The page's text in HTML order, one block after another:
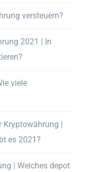
versteuern?
2021 | In
viele
Kryptowährung |
es 2021?
| Welches depot